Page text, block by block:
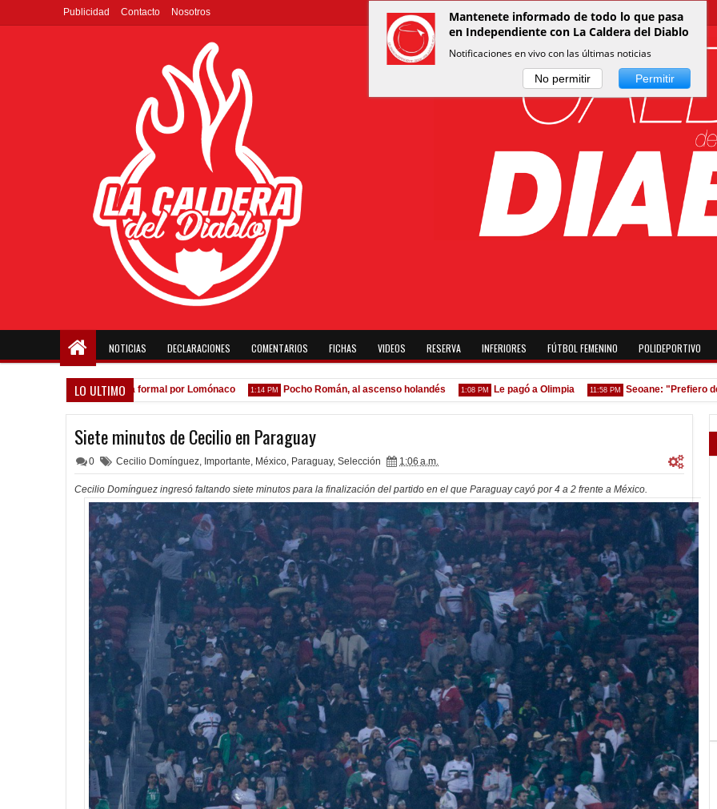
Publicidad Contacto Nosotros
NOTICIAS DECLARACIONES COMENTARIOS FICHAS VIDEOS RESERVA INFERIORES FÚTBOL FEMENINO POLIDEPORTIVO
LO ULTIMO
A la espera de la oferta formal por Lomónaco 1:14 PM Pocho Román, al ascenso holandés 1:08 PM Le pagó a Olimpia 11:58 PM Seoane: "Prefiero dejar
Siete minutos de Cecilio en Paraguay
0 Cecilio Domínguez, Importante, México, Paraguay, Selección 1:06 a.m.
Cecilio Domínguez ingresó faltando siete minutos para la finalización del partido en el que Paraguay cayó por 4 a 2 frente a México.
Mantenete informado de todo lo que pasa
en Independiente con La Caldera del Diablo
Notificaciones en vivo con las últimas noticias
No permitir Permitir